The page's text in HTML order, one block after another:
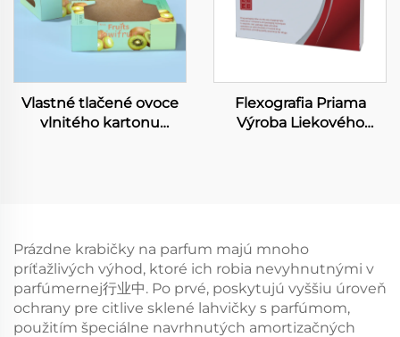
Vlastné tlačené ovoce
vlnitého kartonu
dopravná krabica
Flexografia Priama
Výroba Liekového
Liekové Balenie
Prázdne krabičky na parfum majú mnoho
príťažlivých výhod, ktoré ich robia nevyhnutnými v
parfúmernej行业中. Po prvé, poskytujú vyššiu úroveň
ochrany pre citlive sklené lahvičky s parfúmom,
použitím špeciálne navrhnutých amortizačných